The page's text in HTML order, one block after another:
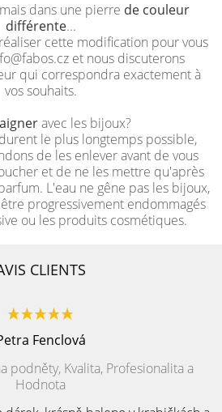
dans une pierre de couleur
différente...
cette modification pour vous
et nous discuterons
qui correspondra exactement à
vos souhaits.
avec les bijoux?
le plus longtemps possible,
de les enlever avant de vous
et de ne les mettre qu'après
L'eau ne gêne pas les bijoux,
progressivement endommagés
ou les produits cosmétiques.
CLIENTS
Fenclová
podněty, Kvalita, Profesionalita a
Hodnota